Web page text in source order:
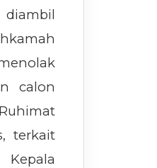
calon
terkait